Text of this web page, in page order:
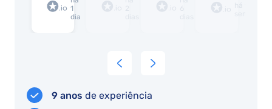
1
dia
fácil
9 anos de experiência